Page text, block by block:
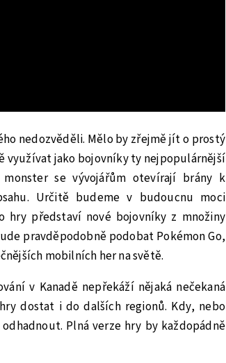
nedozvěděli. Mělo by zřejmě jít o prostý
využívat jako bojovníky ty nejpopulárnější
se vývojářům otevírají brány k
Určitě budeme v budoucnu moci
představí nové bojovníky z množiny
pravděpodobně podobat Pokémon Go,
mobilních her na světě.
v Kanadě nepřekáží nějaká nečekaná
dostat i do dalších regionů. Kdy, nebo
Plná verze hry by každopádně